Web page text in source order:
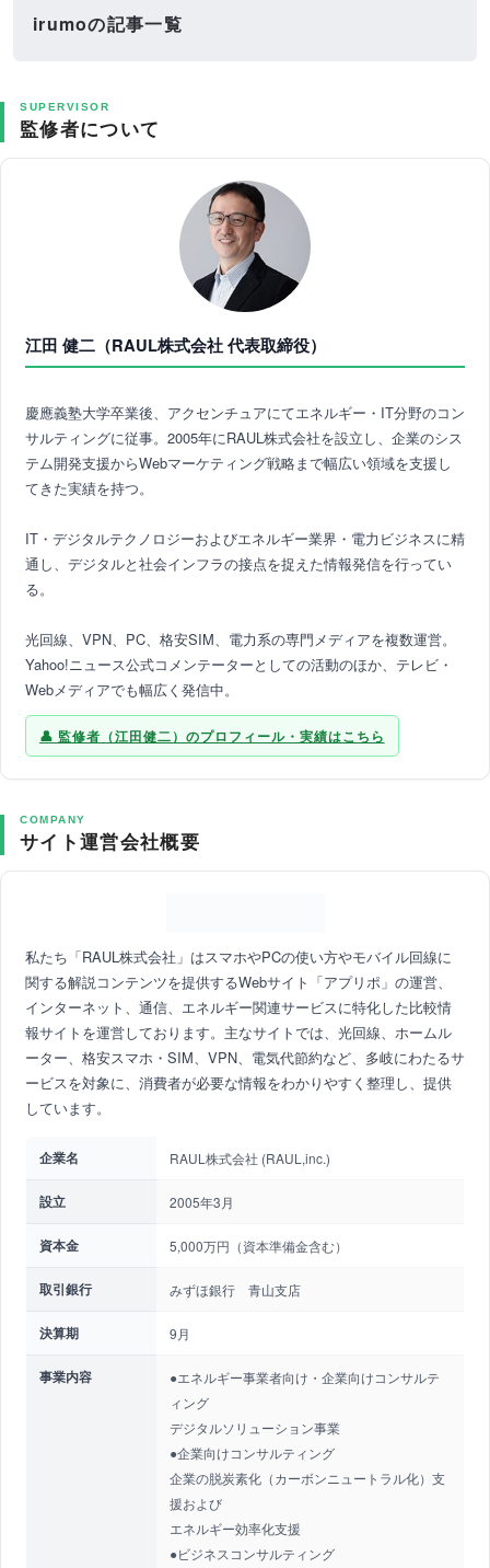
irumoの記事一覧
SUPERVISOR
監修者について
江田 健二（RAUL株式会社 代表取締役）
慶應義塾大学卒業後、アクセンチュアにてエネルギー・IT分野のコン
サルティングに従事。2005年にRAUL株式会社を設立し、企業のシス
テム開発支援からWebマーケティング戦略まで幅広い領域を支援し
てきた実績を持つ。
IT・デジタルテクノロジーおよびエネルギー業界・電力ビジネスに精
通し、デジタルと社会インフラの接点を捉えた情報発信を行ってい
る。
光回線、VPN、PC、格安SIM、電力系の専門メディアを複数運営。
Yahoo!ニュース公式コメンテーターとしての活動のほか、テレビ・
Webメディアでも幅広く発信中。
監修者（江田健二）のプロフィール・実績はこちら
COMPANY
サイト運営会社概要
私たち「RAUL株式会社」はスマホやPCの使い方やモバイル回線に
関する解説コンテンツを提供するWebサイト「アプリポ」の運営、
インターネット、通信、エネルギー関連サービスに特化した比較情
報サイトを運営しております。主なサイトでは、光回線、ホームル
ーター、格安スマホ・SIM、VPN、電気代節約など、多岐にわたるサ
ービスを対象に、消費者が必要な情報をわかりやすく整理し、提供
しています。
企業名 RAUL株式会社 (RAUL,inc.)
設立 2005年3月
資本金 5,000万円（資本準備金含む）
取引銀行 みずほ銀行 青山支店
決算期 9月
事業内容
●エネルギー事業者向け・企業向けコンサルテ
ィング
デジタルソリューション事業
●企業向けコンサルティング
企業の脱炭素化（カーボンニュートラル化）支
援および
エネルギー効率化支援
●ビジネスコンサルティング